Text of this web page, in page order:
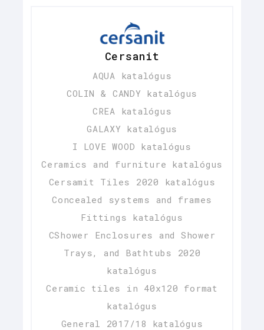
Cersanit
AQUA katalógus
COLIN & CANDY katalógus
CREA katalógus
GALAXY katalógus
I LOVE WOOD katalógus
Ceramics and furniture katalógus
Cersamit Tiles 2020 katalógus
Concealed systems and frames
Fittings katalógus
CShower Enclosures and Shower
Trays, and Bathtubs 2020
katalógus
Ceramic tiles in 40x120 format
katalógus
General 2017/18 katalógus